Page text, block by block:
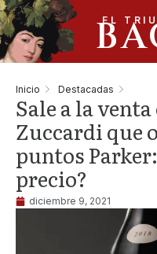
EL
Inicio Destacadas
Sale a la
Zuccardi que
puntos
precio?
diciembre 9, 2021